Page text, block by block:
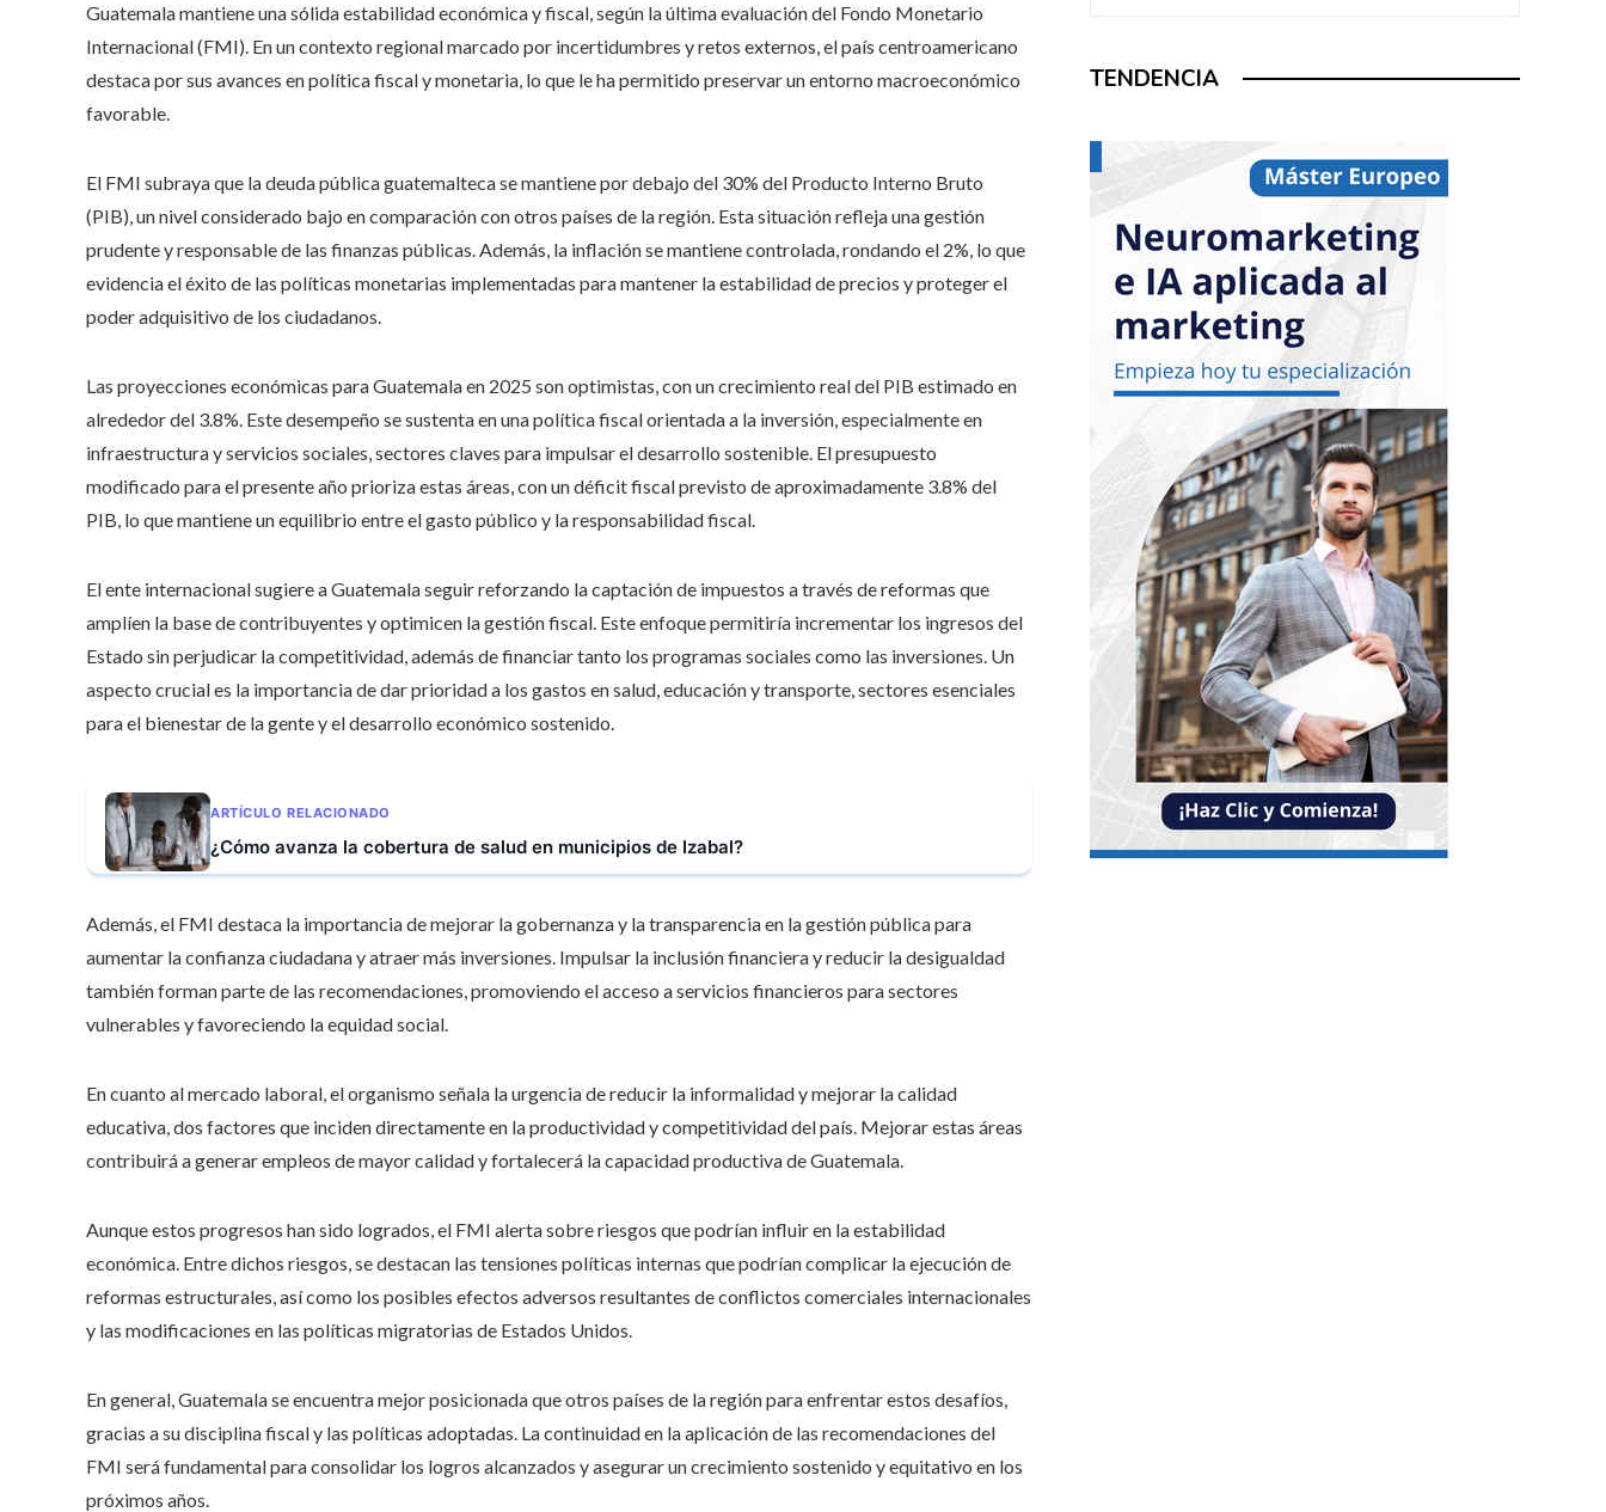
Guatemala mantiene una sólida estabilidad económica y fiscal, según la última evaluación del Fondo Monetario
Internacional (FMI). En un contexto regional marcado por incertidumbres y retos externos, el país centroamericano
destaca por sus avances en política fiscal y monetaria, lo que le ha permitido preservar un entorno macroeconómico
favorable.
El FMI subraya que la deuda pública guatemalteca se mantiene por debajo del 30% del Producto Interno Bruto
(PIB), un nivel considerado bajo en comparación con otros países de la región. Esta situación refleja una gestión
prudente y responsable de las finanzas públicas. Además, la inflación se mantiene controlada, rondando el 2%, lo que
evidencia el éxito de las políticas monetarias implementadas para mantener la estabilidad de precios y proteger el
poder adquisitivo de los ciudadanos.
Las proyecciones económicas para Guatemala en 2025 son optimistas, con un crecimiento real del PIB estimado en
alrededor del 3.8%. Este desempeño se sustenta en una política fiscal orientada a la inversión, especialmente en
infraestructura y servicios sociales, sectores claves para impulsar el desarrollo sostenible. El presupuesto
modificado para el presente año prioriza estas áreas, con un déficit fiscal previsto de aproximadamente 3.8% del
PIB, lo que mantiene un equilibrio entre el gasto público y la responsabilidad fiscal.
El ente internacional sugiere a Guatemala seguir reforzando la captación de impuestos a través de reformas que
amplíen la base de contribuyentes y optimicen la gestión fiscal. Este enfoque permitiría incrementar los ingresos del
Estado sin perjudicar la competitividad, además de financiar tanto los programas sociales como las inversiones. Un
aspecto crucial es la importancia de dar prioridad a los gastos en salud, educación y transporte, sectores esenciales
para el bienestar de la gente y el desarrollo económico sostenido.
ARTÍCULO RELACIONADO
¿Cómo avanza la cobertura de salud en municipios de Izabal?
Además, el FMI destaca la importancia de mejorar la gobernanza y la transparencia en la gestión pública para
aumentar la confianza ciudadana y atraer más inversiones. Impulsar la inclusión financiera y reducir la desigualdad
también forman parte de las recomendaciones, promoviendo el acceso a servicios financieros para sectores
vulnerables y favoreciendo la equidad social.
En cuanto al mercado laboral, el organismo señala la urgencia de reducir la informalidad y mejorar la calidad
educativa, dos factores que inciden directamente en la productividad y competitividad del país. Mejorar estas áreas
contribuirá a generar empleos de mayor calidad y fortalecerá la capacidad productiva de Guatemala.
Aunque estos progresos han sido logrados, el FMI alerta sobre riesgos que podrían influir en la estabilidad
económica. Entre dichos riesgos, se destacan las tensiones políticas internas que podrían complicar la ejecución de
reformas estructurales, así como los posibles efectos adversos resultantes de conflictos comerciales internacionales
y las modificaciones en las políticas migratorias de Estados Unidos.
En general, Guatemala se encuentra mejor posicionada que otros países de la región para enfrentar estos desafíos,
gracias a su disciplina fiscal y las políticas adoptadas. La continuidad en la aplicación de las recomendaciones del
FMI será fundamental para consolidar los logros alcanzados y asegurar un crecimiento sostenido y equitativo en los
próximos años.
TENDENCIA